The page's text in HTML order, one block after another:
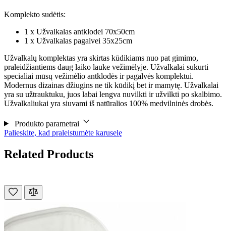
Komplekto sudėtis:
1 x Užvalkalas antklodei 70x50cm
1 x Užvalkalas pagalvei 35x25cm
Užvalkalų komplektas yra skirtas kūdikiams nuo pat gimimo,
praleidžiantiems daug laiko lauke vežimėlyje. Užvalkalai sukurti
specialiai mūsų vežimėlio antklodės ir pagalvės komplektui.
Modernus dizainas džiugins ne tik kūdikį bet ir mamytę. Užvalkalai
yra su užtrauktuku, juos labai lengva nuvilkti ir užvilkti po skalbimo.
Užvalkaliukai yra siuvami iš natūralios 100% medvilninės drobės.
Produkto parametrai
Palieskite, kad praleistumėte karuselę
Related Products